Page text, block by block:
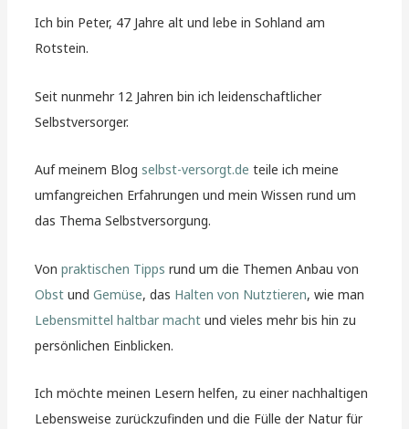
Ich bin Peter, 47 Jahre alt und lebe in Sohland am
Rotstein.
Seit nunmehr 12 Jahren bin ich leidenschaftlicher
Selbstversorger.
Auf meinem Blogselbst-versorgt.de teile ich meine
umfangreichen Erfahrungen und mein Wissen rund um
das Thema Selbstversorgung.
Vonpraktischen Tipps rund um die Themen Anbau von
Obst undGemüse, das Halten von Nutztieren, wie man
Lebensmittel haltbar macht und vieles mehr bis hin zu
persönlichen Einblicken.
Ich möchte meinen Lesern helfen, zu einer nachhaltigen
Lebensweise zurückzufinden und die Fülle der Natur für